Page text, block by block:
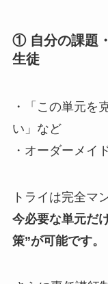
① 自分の課題
生徒
・「この単元を
い」など
・オーダーメイ
トライは完全マ
今必要な単元だ
策”が可能です。